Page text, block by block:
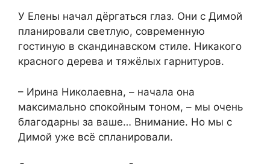
У Елены начал дёргаться глаз. Они с Димой
планировали светлую, современную
гостиную в скандинавском стиле. Никакого
красного дерева и тяжёлых гарнитуров.
– Ирина Николаевна, – начала она
максимально спокойным тоном, – мы очень
благодарны за ваше… Внимание. Но мы с
Димой уже всё спланировали.